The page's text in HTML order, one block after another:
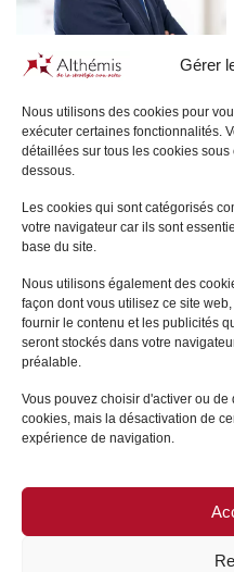
Gérer
Nous utilisons des cookies pour
exécuter certaines fonctionnalités.
détaillées sur tous les cookies
dessous.
Les cookies qui sont catégorisés
votre navigateur car ils sont
base du site.
Nous utilisons également des
façon dont vous utilisez ce site
fournir le contenu et les publicités
seront stockés dans votre
préalable.
Vous pouvez choisir d'activer ou
cookies, mais la désactivation de
expérience de navigation.
PascalJULIEN SAINT-
AMAND
PARIS